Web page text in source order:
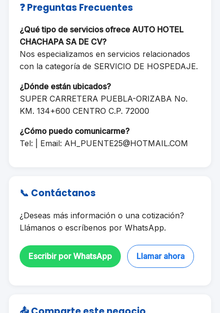
❓ Preguntas Frecuentes
¿Qué tipo de servicios ofrece AUTO HOTEL
CHACHAPA SA DE CV?
Nos especializamos en servicios relacionados
con la categoría de SERVICIO DE HOSPEDAJE.
¿Dónde están ubicados?
SUPER CARRETERA PUEBLA-ORIZABA No.
KM. 134+600 CENTRO C.P. 72000
¿Cómo puedo comunicarme?
Tel: | Email: AH_PUENTE25@HOTMAIL.COM
📞 Contáctanos
¿Deseas más información o una cotización?
Llámanos o escríbenos por WhatsApp.
Escribir por WhatsApp Llamar ahora